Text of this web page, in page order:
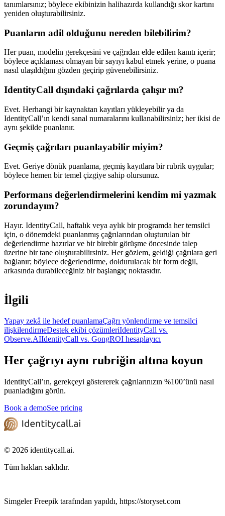
tanımlarsınız; böylece ekibinizin halihazırda kullandığı skor kartını
yeniden oluşturabilirsiniz.
Puanların adil olduğunu nereden bilebilirim?
Her puan, modelin gerekçesini ve çağrıdan elde edilen kanıtı içerir;
böylece açıklaması olmayan bir sayıyı kabul etmek yerine, o puana
nasıl ulaşıldığını gözden geçirip güvenebilirsiniz.
IdentityCall dışındaki çağrılarda çalışır mı?
Evet. Herhangi bir kaynaktan kayıtları yükleyebilir ya da
IdentityCall’ın kendi sanal numaralarını kullanabilirsiniz; her ikisi de
aynı şekilde puanlanır.
Geçmiş çağrıları puanlayabilir miyim?
Evet. Geriye dönük puanlama, geçmiş kayıtlara bir rubrik uygular;
böylece hemen bir temel çizgiye sahip olursunuz.
Performans değerlendirmelerini kendim mi yazmak
zorundayım?
Hayır. IdentityCall, haftalık veya aylık bir programda her temsilci
için, o dönemdeki puanlanmış çağrılarından oluşturulan bir
değerlendirme hazırlar ve bir birebir görüşme öncesinde talep
üzerine bir tane oluşturabilirsiniz. Her gözlem, geldiği çağrılara geri
bağlanır; böylece değerlendirme, doldurulacak bir form değil,
arkasında durabileceğiniz bir başlangıç noktasıdır.
İlgili
Yapay zekâ ile hedef puanlamaÇağrı yönlendirme ve temsilci
ilişkilendirmeDestek ekibi çözümleriIdentityCall vs.
Observe.AIIdentityCall vs. GongROI hesaplayıcı
Her çağrıyı aynı rubriğin altına koyun
IdentityCall’ın, gerekçeyi göstererek çağrılarınızın %100’ünü nasıl
puanladığını görün.
Book a demoSee pricing
© 2026 identitycall.ai.
Tüm hakları saklıdır.
Simgeler Freepik tarafından yapıldı, https://storyset.com